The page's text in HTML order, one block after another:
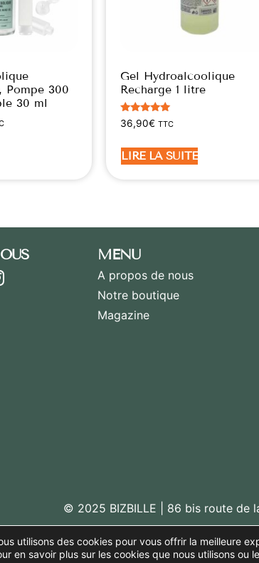
Pompe 300
30 ml
Gel Hydroalcoolique
Recharge 1 litre
Note
5.00
36,90€ TTC
LIRE LA SUITE
MENU
A propos de nous
Notre boutique
Magazine
© 2025 BIZBILLE | 86 bis route de
utilisons des cookies pour vous offrir la meilleure
en savoir plus sur les cookies que nous utilisons ou